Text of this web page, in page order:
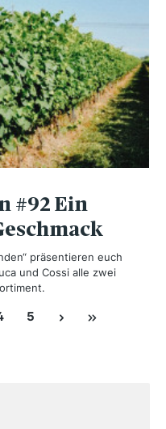
5
#92 Ein
präsentieren euch
und Cossi alle zwei